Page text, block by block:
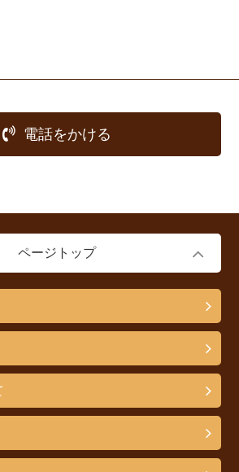
電話をかける
ページトップ